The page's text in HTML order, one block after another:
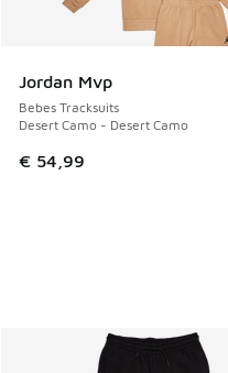
Jordan Mvp
Bebes Tracksuits
Desert Camo - Desert Camo
€ 54,99